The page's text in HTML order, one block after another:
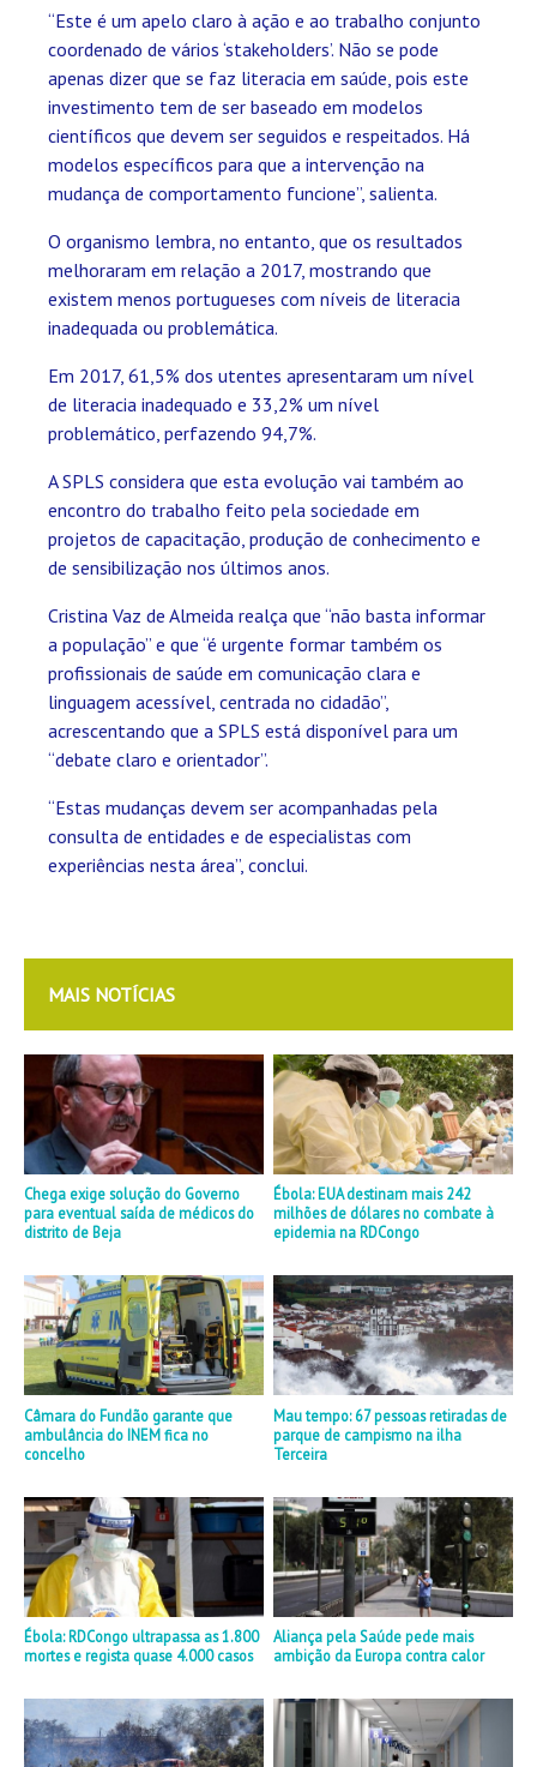
“Este é um apelo claro à ação e ao trabalho conjunto
coordenado de vários ‘stakeholders’. Não se pode
apenas dizer que se faz literacia em saúde, pois este
investimento tem de ser baseado em modelos
científicos que devem ser seguidos e respeitados. Há
modelos específicos para que a intervenção na
mudança de comportamento funcione”, salienta.
O organismo lembra, no entanto, que os resultados
melhoraram em relação a 2017, mostrando que
existem menos portugueses com níveis de literacia
inadequada ou problemática.
Em 2017, 61,5% dos utentes apresentaram um nível
de literacia inadequado e 33,2% um nível
problemático, perfazendo 94,7%.
A SPLS considera que esta evolução vai também ao
encontro do trabalho feito pela sociedade em
projetos de capacitação, produção de conhecimento e
de sensibilização nos últimos anos.
Cristina Vaz de Almeida realça que “não basta informar
a população” e que “é urgente formar também os
profissionais de saúde em comunicação clara e
linguagem acessível, centrada no cidadão”,
acrescentando que a SPLS está disponível para um
“debate claro e orientador”.
“Estas mudanças devem ser acompanhadas pela
consulta de entidades e de especialistas com
experiências nesta área”, conclui.
MAIS NOTÍCIAS
Chega exige solução do Governo
para eventual saída de médicos do
distrito de Beja
Ébola: EUA destinam mais 242
milhões de dólares no combate à
epidemia na RDCongo
Câmara do Fundão garante que
ambulância do INEM fica no
concelho
Mau tempo: 67 pessoas retiradas de
parque de campismo na ilha
Terceira
Ébola: RDCongo ultrapassa as 1.800
mortes e regista quase 4.000 casos
Aliança pela Saúde pede mais
ambição da Europa contra calor